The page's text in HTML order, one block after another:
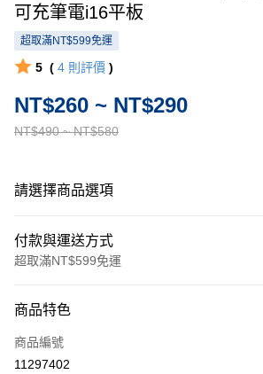
可充筆電i16平板
超取滿NT$599免運
5 ( 4 則評價 )
NT$490 ~ NT$580
NT$260 ~ NT$290
請選擇商品選項
付款與運送方式
超取滿NT$599免運
信用卡一次付款
超商取貨付款
商品特色
商品編號
11297402